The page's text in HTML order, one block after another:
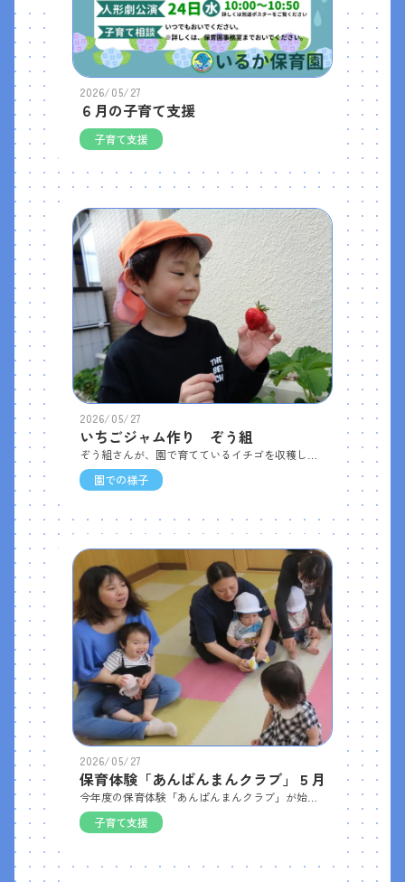
2026/05/27
６月の子育て支援
子育て支援
2026/05/27
いちごジャム作り ぞう組
園での様子
2026/05/27
保育体験「あんぱんまんクラブ」５月
今年度の保育体験「あんぱんまんクラブ」が始まりました。昨年も参加してくださった２組のお友だちが今年も参加して下さり、２カ月ぶりに一緒に遊びました。各お部屋でわらべうたや手遊びをしたり、園庭では砂場やいるかハウスで一緒に遊んだり、遊んだ後は給食を食べたりと、保育園での生活を体験していただきました。
子育て支援